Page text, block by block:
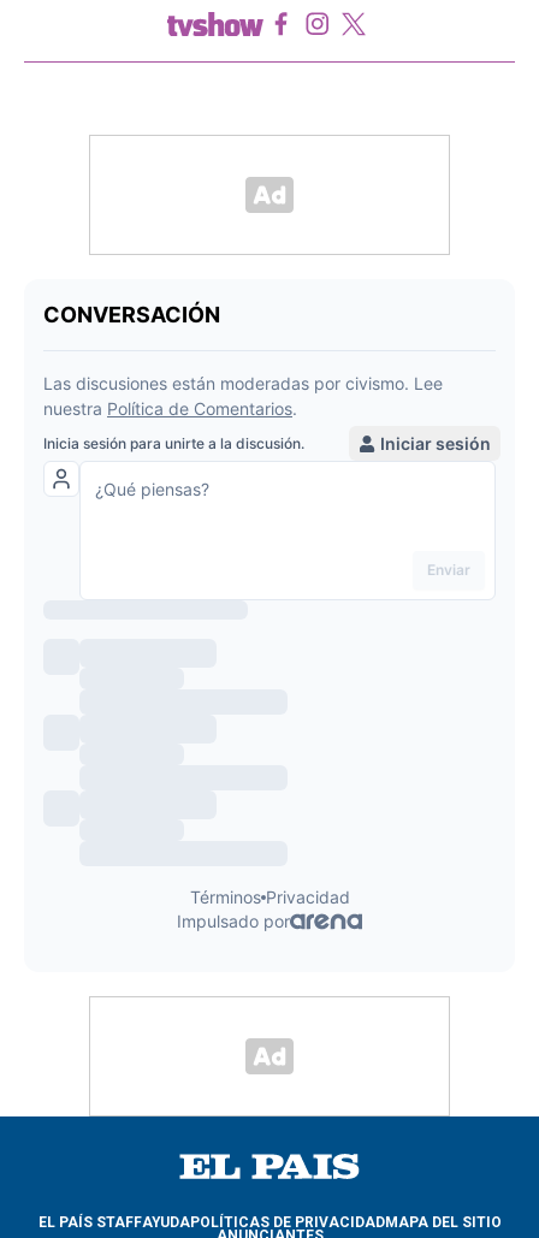
EL PAÍS STAFFAYUDAPOLÍTICAS DE PRIVACIDADMAPA DEL SITIO